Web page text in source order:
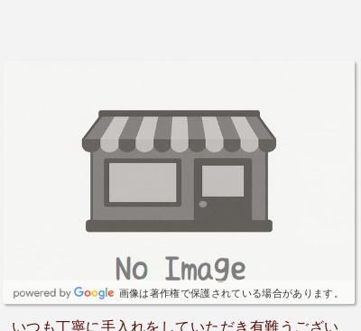
画像は著作権で保護されている場合があります。
いつも丁寧に手入れをしていただき有難うござい